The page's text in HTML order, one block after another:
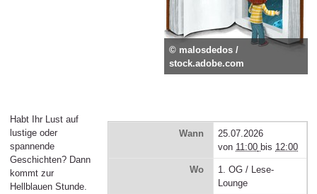
© malosdedos /
stock.adobe.com
Wann
25.07.2026
von 11:00 bis 12:00
Wo
1. OG / Lese-
Lounge
Habt Ihr Lust auf
lustige oder
spannende
Geschichten? Dann
kommt zur
Hellblauen Stunde.